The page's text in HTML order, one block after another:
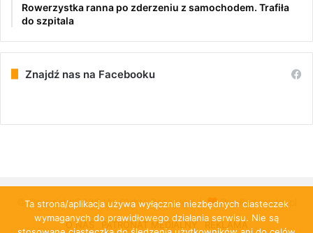
Rowerzystka ranna po zderzeniu z samochodem. Trafiła
do szpitala
Znajdź nas na Facebooku
© Copyright 2026, All Rights Reserved | PulsRadomska.pl
O NAS PATRONAT MEDIALNY REKLAMA
Ta strona/aplikacja używa wyłącznie niezbędnych ciasteczek
wymaganych do prawidłowego działania serwisu. Nie są